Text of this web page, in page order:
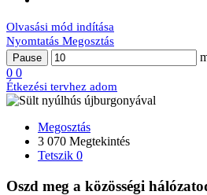
Olvasási mód indítása
Nyomtatás Megosztás
Pause
0 0
Étkezési tervhez adom
Megosztás
3 070 Megtekintés
Tetszik 0
Oszd meg a közösségi